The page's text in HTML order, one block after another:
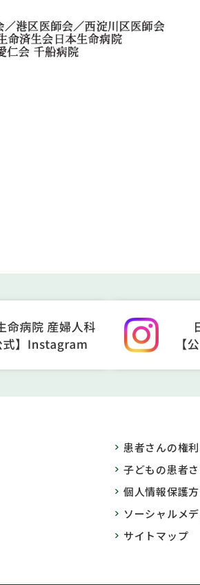
患者さんの権
子どもの患者
個人情報保護
ソーシャルメ
サイトマップ